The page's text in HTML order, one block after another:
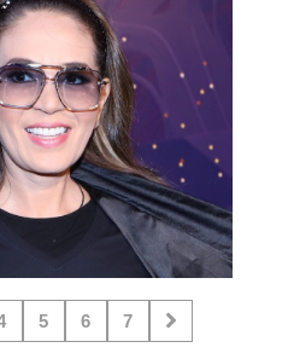
5 6 7